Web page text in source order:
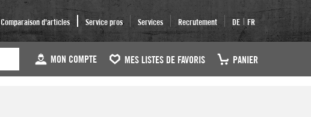
Comparaison d'articles Service pros Services Recrutement DE | FR
MON COMPTE MES LISTES DE FAVORIS PANIER